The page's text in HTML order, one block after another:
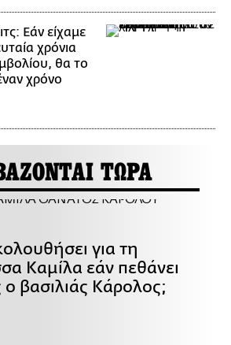
Εάν είχαμε
χρόνια
θα το
χρόνο
ΤΩΡΑ
για τη
Καμίλα εάν πεθάνει
βασιλιάς Κάρολος;